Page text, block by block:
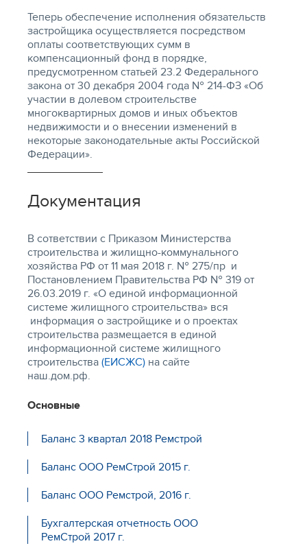
Теперь обеспечение исполнения обязательств
застройщика осуществляется посредством
оплаты соответствующих сумм в
компенсационный фонд в порядке,
предусмотренном статьей 23.2 Федерального
закона от 30 декабря 2004 года № 214-ФЗ «Об
участии в долевом строительстве
многоквартирных домов и иных объектов
недвижимости и о внесении изменений в
некоторые законодательные акты Российской
Федерации».
Документация
В сответствии с Приказом Министерства
строительства и жилищно-коммунального
хозяйства РФ от 11 мая 2018 г. № 275/пр и
Постановлением Правительства РФ № 319 от
26.03.2019 г. «О единой информационной
системе жилищного строительства» вся
информация о застройщике и о проектах
строительства размещается в единой
информационной системе жилищного
строительства (ЕИСЖС) на сайте
наш.дом.рф.
Основные
Баланс 3 квартал 2018 Ремстрой
Баланс ООО РемСтрой 2015 г.
Баланс ООО Ремстрой, 2016 г.
Бухгалтерская отчетность ООО
РемСтрой 2017 г.